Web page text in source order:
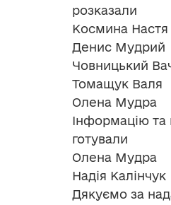
розказали
Космина Настя
Денис Мудрий
Човницький
Томащук Валя
Олена Мудра
Інформацію та
готували
Олена Мудра
Надія Калінчук
Дякуємо за